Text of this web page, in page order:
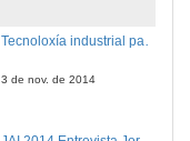
Tecnoloxía industrial para aplicacións Motion
3 de nov. de 2014